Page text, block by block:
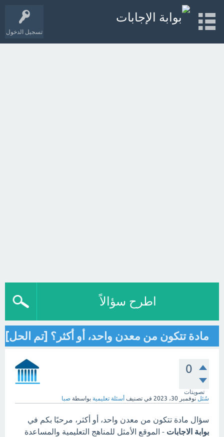
تسجيل الدخول
اطرح سؤالاً
مادة تتكون من معدن واحد، أو أكثر؟ [تم الحل]
0
تصويتات
سُئل نوفمبر 30، 2023 في تصنيف أسئلة تعليمية بواسطة صبا
سؤال مادة تتكون من معدن واحد، أو أكثر، مرحبًا بكم في
بوابة الاجابات - الموقع الأمثل للمناهج التعليمية والمساعدة